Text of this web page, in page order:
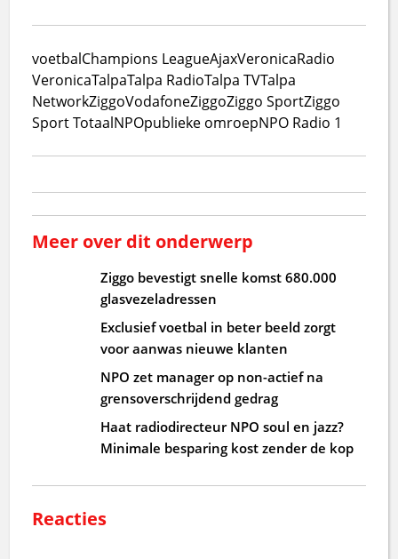
voetbalChampions LeagueAjaxVeronicaRadio
VeronicaTalpaTalpa RadioTalpa TVTalpa
NetworkZiggoVodafoneZiggoZiggo SportZiggo
Sport TotaalNPOpublieke omroepNPO Radio 1
Meer over dit onderwerp
Ziggo bevestigt snelle komst 680.000
glasvezeladressen
Exclusief voetbal in beter beeld zorgt
voor aanwas nieuwe klanten
NPO zet manager op non-actief na
grensoverschrijdend gedrag
Haat radiodirecteur NPO soul en jazz?
Minimale besparing kost zender de kop
Reacties